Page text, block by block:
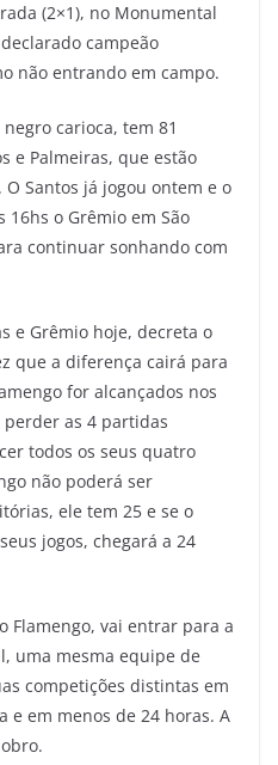
(2×1), no Monumental
campeão
não entrando em campo.
carioca, tem 81
e Palmeiras, que estão
Santos já jogou ontem e o
o Grêmio em São
continuar sonhando com
e Grêmio hoje, decreta o
que a diferença cairá para
for alcançados nos
as 4 partidas
todos os seus quatro
não poderá ser
ele tem 25 e se o
jogos, chegará a 24
Flamengo, vai entrar para a
uma mesma equipe de
competições distintas em
e em menos de 24 horas. A